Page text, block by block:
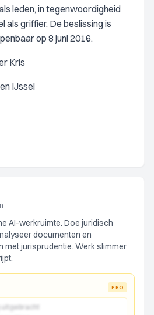
leden, in tegenwoordigheid
als griffier. De beslissing is
op 8 juni 2016.
Kris
IJssel
AI-werkruimte. Doe juridisch
documenten en
met jurisprudentie. Werk slimmer
PRO